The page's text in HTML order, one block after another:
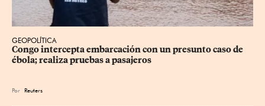
GEOPOLÍTICA
Congo intercepta embarcación con un presunto caso de
ébola; realiza pruebas a pasajeros
Por Reuters